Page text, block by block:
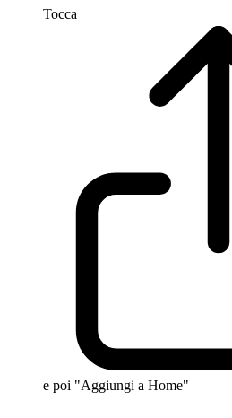
Tocca
e poi "Aggiungi a Home"